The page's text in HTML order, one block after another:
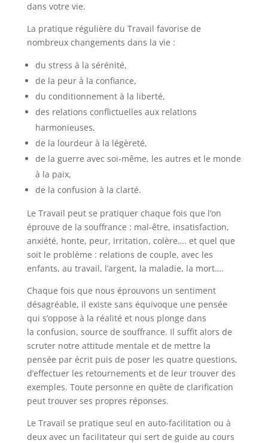
dans votre vie.
La pratique régulière du Travail favorise de
nombreux changements dans la vie :
du stress à la sérénité,
de la peur à la confiance,
du conditionnement à la liberté,
des relations conflictuelles aux relations
harmonieuses,
de la lourdeur à la légèreté,
de la guerre avec soi-même, les autres et le monde
à la paix,
de la confusion à la clarté.
Le Travail peut se pratiquer chaque fois que l’on
éprouve de la souffrance : mal-être, insatisfaction,
anxiété, honte, peur, irritation, colère…. et quel que
soit le problème : relations de couple, avec les
enfants, au travail, l’argent, la maladie, la mort….
Chaque fois que nous éprouvons un sentiment
désagréable, il existe sans équivoque une pensée
qui s’oppose à la réalité et nous plonge dans
la confusion, source de souffrance. Il suffit alors de
scruter notre attitude mentale et de mettre la
pensée par écrit puis de poser les quatre questions,
d’effectuer les retournements et de leur trouver des
exemples. Toute personne en quête de clarification
peut trouver ses propres réponses.
Le Travail se pratique seul en auto-facilitation ou à
deux avec un facilitateur qui sert de guide au cours